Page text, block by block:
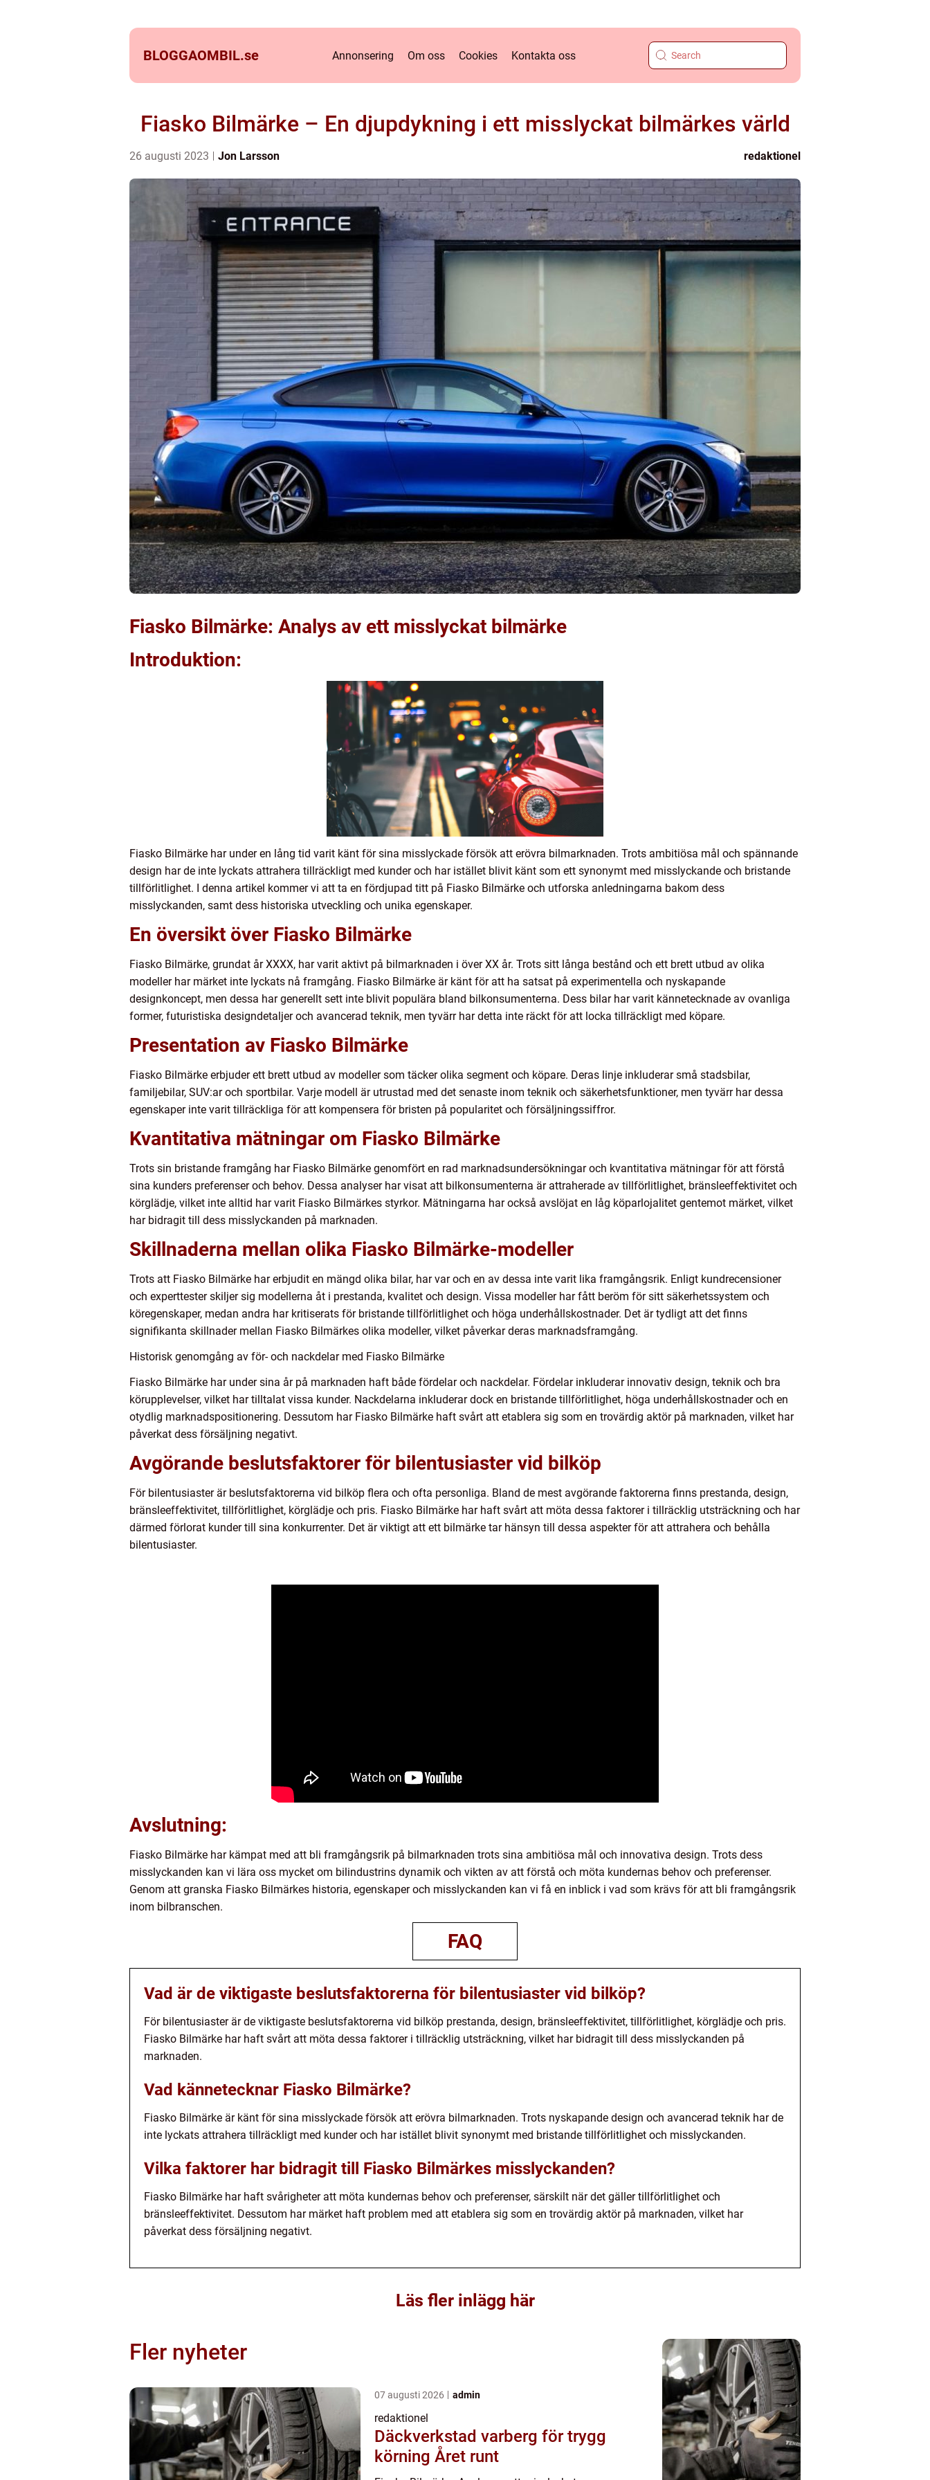
BLOGGAOMBIL.se Annonsering Om oss Cookies Kontakta oss
Fiasko Bilmärke – En djupdykning i ett misslyckat bilmärkes värld
26 augusti 2023 Jon Larsson redaktionel
Fiasko Bilmärke: Analys av ett misslyckat bilmärke
Introduktion:
Fiasko Bilmärke har under en lång tid varit känt för sina misslyckade försök att erövra bilmarknaden. Trots ambitiösa mål och spännande
design har de inte lyckats attrahera tillräckligt med kunder och har istället blivit känt som ett synonymt med misslyckande och bristande
tillförlitlighet. I denna artikel kommer vi att ta en fördjupad titt på Fiasko Bilmärke och utforska anledningarna bakom dess
misslyckanden, samt dess historiska utveckling och unika egenskaper.
En översikt över Fiasko Bilmärke
Fiasko Bilmärke, grundat år XXXX, har varit aktivt på bilmarknaden i över XX år. Trots sitt långa bestånd och ett brett utbud av olika
modeller har märket inte lyckats nå framgång. Fiasko Bilmärke är känt för att ha satsat på experimentella och nyskapande
designkoncept, men dessa har generellt sett inte blivit populära bland bilkonsumenterna. Dess bilar har varit kännetecknade av ovanliga
former, futuristiska designdetaljer och avancerad teknik, men tyvärr har detta inte räckt för att locka tillräckligt med köpare.
Presentation av Fiasko Bilmärke
Fiasko Bilmärke erbjuder ett brett utbud av modeller som täcker olika segment och köpare. Deras linje inkluderar små stadsbilar,
familjebilar, SUV:ar och sportbilar. Varje modell är utrustad med det senaste inom teknik och säkerhetsfunktioner, men tyvärr har dessa
egenskaper inte varit tillräckliga för att kompensera för bristen på popularitet och försäljningssiffror.
Kvantitativa mätningar om Fiasko Bilmärke
Trots sin bristande framgång har Fiasko Bilmärke genomfört en rad marknadsundersökningar och kvantitativa mätningar för att förstå
sina kunders preferenser och behov. Dessa analyser har visat att bilkonsumenterna är attraherade av tillförlitlighet, bränsleeffektivitet och
körglädje, vilket inte alltid har varit Fiasko Bilmärkes styrkor. Mätningarna har också avslöjat en låg köparlojalitet gentemot märket, vilket
har bidragit till dess misslyckanden på marknaden.
Skillnaderna mellan olika Fiasko Bilmärke-modeller
Trots att Fiasko Bilmärke har erbjudit en mängd olika bilar, har var och en av dessa inte varit lika framgångsrik. Enligt kundrecensioner
och experttester skiljer sig modellerna åt i prestanda, kvalitet och design. Vissa modeller har fått beröm för sitt säkerhetssystem och
köregenskaper, medan andra har kritiserats för bristande tillförlitlighet och höga underhållskostnader. Det är tydligt att det finns
signifikanta skillnader mellan Fiasko Bilmärkes olika modeller, vilket påverkar deras marknadsframgång.
Historisk genomgång av för- och nackdelar med Fiasko Bilmärke
Fiasko Bilmärke har under sina år på marknaden haft både fördelar och nackdelar. Fördelar inkluderar innovativ design, teknik och bra
körupplevelser, vilket har tilltalat vissa kunder. Nackdelarna inkluderar dock en bristande tillförlitlighet, höga underhållskostnader och en
otydlig marknadspositionering. Dessutom har Fiasko Bilmärke haft svårt att etablera sig som en trovärdig aktör på marknaden, vilket har
påverkat dess försäljning negativt.
Avgörande beslutsfaktorer för bilentusiaster vid bilköp
För bilentusiaster är beslutsfaktorerna vid bilköp flera och ofta personliga. Bland de mest avgörande faktorerna finns prestanda, design,
bränsleeffektivitet, tillförlitlighet, körglädje och pris. Fiasko Bilmärke har haft svårt att möta dessa faktorer i tillräcklig utsträckning och har
därmed förlorat kunder till sina konkurrenter. Det är viktigt att ett bilmärke tar hänsyn till dessa aspekter för att attrahera och behålla
bilentusiaster.
Avslutning:
Fiasko Bilmärke har kämpat med att bli framgångsrik på bilmarknaden trots sina ambitiösa mål och innovativa design. Trots dess
misslyckanden kan vi lära oss mycket om bilindustrins dynamik och vikten av att förstå och möta kundernas behov och preferenser.
Genom att granska Fiasko Bilmärkes historia, egenskaper och misslyckanden kan vi få en inblick i vad som krävs för att bli framgångsrik
inom bilbranschen.
FAQ
Vad är de viktigaste beslutsfaktorerna för bilentusiaster vid bilköp?
För bilentusiaster är de viktigaste beslutsfaktorerna vid bilköp prestanda, design, bränsleeffektivitet, tillförlitlighet, körglädje och pris.
Fiasko Bilmärke har haft svårt att möta dessa faktorer i tillräcklig utsträckning, vilket har bidragit till dess misslyckanden på
marknaden.
Vad kännetecknar Fiasko Bilmärke?
Fiasko Bilmärke är känt för sina misslyckade försök att erövra bilmarknaden. Trots nyskapande design och avancerad teknik har de
inte lyckats attrahera tillräckligt med kunder och har istället blivit synonymt med bristande tillförlitlighet och misslyckanden.
Vilka faktorer har bidragit till Fiasko Bilmärkes misslyckanden?
Fiasko Bilmärke har haft svårigheter att möta kundernas behov och preferenser, särskilt när det gäller tillförlitlighet och
bränsleeffektivitet. Dessutom har märket haft problem med att etablera sig som en trovärdig aktör på marknaden, vilket har
påverkat dess försäljning negativt.
Läs fler inlägg här
Fler nyheter
07 augusti 2026 admin
redaktionel
Däckverkstad varberg för trygg
körning Året runt